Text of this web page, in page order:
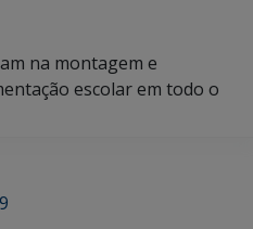
na montagem e
escolar em todo o